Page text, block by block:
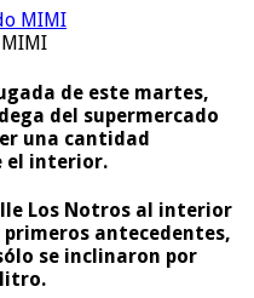
MIMI
de este martes,
del supermercado
una cantidad
el interior.
Los Notros al interior
primeros antecedentes,
se inclinaron por
litro.